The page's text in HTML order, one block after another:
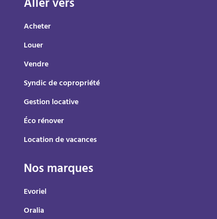
Aller vers
Acheter
Louer
Vendre
Syndic de copropriété
Gestion locative
Éco rénover
Location de vacances
Nos marques
Evoriel
Oralia